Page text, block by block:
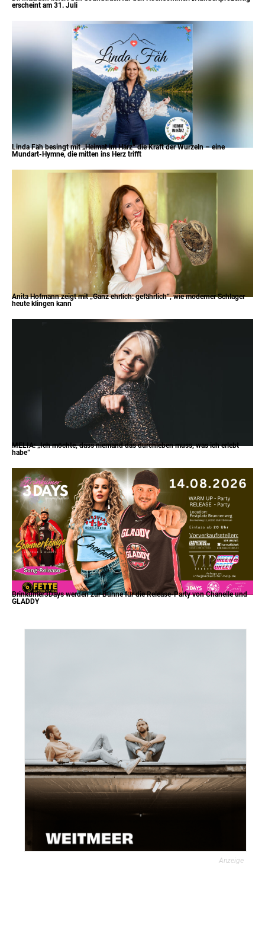
erscheint am 31. Juli
Linda Fäh besingt mit „Heimat im Härz“ die Kraft der Wurzeln – eine
Mundart-Hymne, die mitten ins Herz trifft
Anita Hofmann zeigt mit „Ganz ehrlich: gefährlich“, wie moderner Schlager
heute klingen kann
MELIA: „Ich möchte, dass niemand das durchleben muss, was ich erlebt
habe“
Brinkumer3Days werden zur Bühne für die Release-Party von Chanelle und
GLADDY
Anzeige